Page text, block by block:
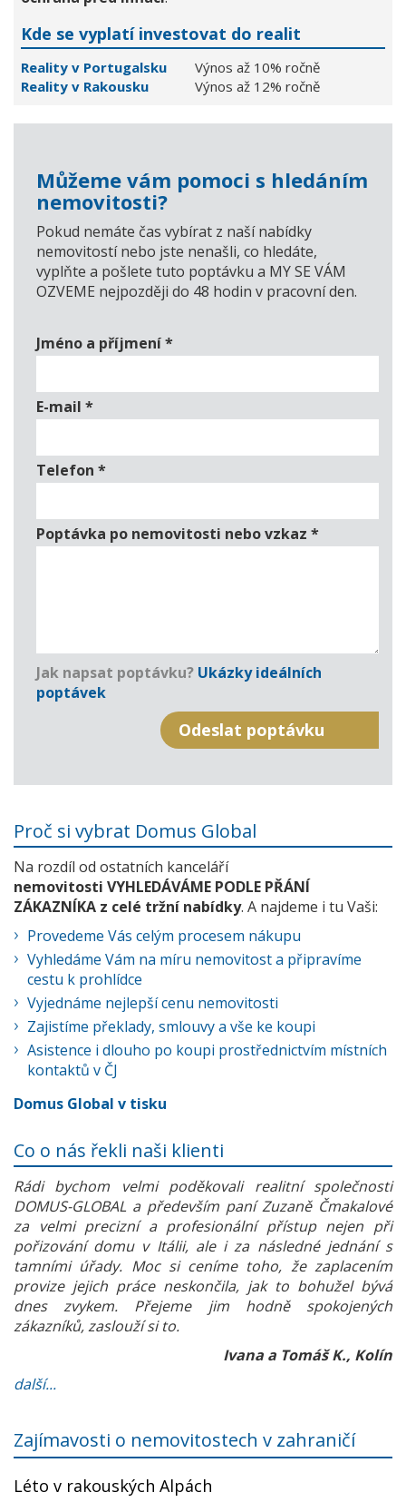
Kde se vyplatí investovat do realit
Reality v Portugalsku
Výnos až 10% ročně
Reality v Rakousku
Výnos až 12% ročně
Můžeme vám pomoci s hledáním
nemovitosti?
Pokud nemáte čas vybírat z naší nabídky
nemovitostí nebo jste nenašli, co hledáte,
vyplňte a pošlete tuto poptávku a MY SE VÁM
OZVEME nejpozději do 48 hodin v pracovní den.
Jméno a příjmení*
E-mail *
Telefon *
Poptávka po nemovitosti nebo vzkaz *
Jak napsat poptávku? Ukázky ideálních
poptávek
Proč si vybrat Domus Global
Na rozdíl od ostatních kanceláří
nemovitosti VYHLEDÁVÁME PODLE PŘÁNÍ
ZÁKAZNÍKA z celé tržní nabídky. A najdeme i tu Vaši:
Provedeme Vás celým procesem nákupu
Vyhledáme Vám na míru nemovitost a připravíme
cestu k prohlídce
Vyjednáme nejlepší cenu nemovitosti
Zajistíme překlady, smlouvy a vše ke koupi
Asistence i dlouho po koupi prostřednictvím místních
kontaktů v ČJ
Domus Global v tisku
Co o nás řekli naši klienti
Rádi bychom velmi poděkovali realitní společnosti
DOMUS-GLOBAL a především paní Zuzaně Čmakalové
za velmi precizní a profesionální přístup nejen při
pořizování domu v Itálii, ale i za následné jednání s
tamními úřady. Moc si ceníme toho, že zaplacením
provize jejich práce neskončila, jak to bohužel bývá
dnes zvykem. Přejeme jim hodně spokojených
zákazníků, zaslouží si to.
Ivana a Tomáš K., Kolín
další...
Zajímavosti o nemovitostech v zahraničí
Léto v rakouských Alpách